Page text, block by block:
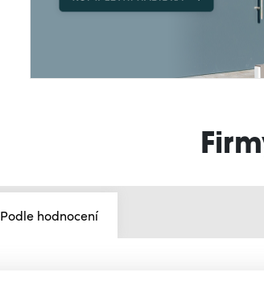
Podle hodnocení